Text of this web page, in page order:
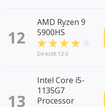
12
AMD Ryzen 9
5900HS
DirectX 12.0
13
Intel Core i5-
1135G7
Processor